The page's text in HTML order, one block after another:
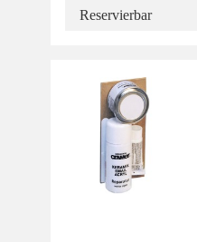
Reservierbar